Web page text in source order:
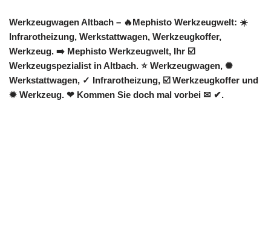
Werkzeugwagen Altbach – 🔥Mephisto Werkzeugwelt: ☀️
Infrarotheizung, Werkstattwagen, Werkzeugkoffer,
Werkzeug. ➡️ Mephisto Werkzeugwelt, Ihr ☑️
Werkzeugspezialist in Altbach. ⭐ Werkzeugwagen, ✺
Werkstattwagen, ✓ Infrarotheizung, ☑️ Werkzeugkoffer und
✹ Werkzeug. ❤ Kommen Sie doch mal vorbei ✉ ✔.